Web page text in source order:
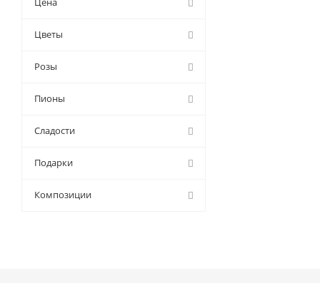
Цветы
Розы
Пионы
Сладости
Подарки
Композиции